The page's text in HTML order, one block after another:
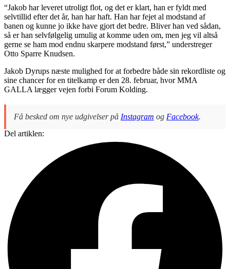
“Jakob har leveret utroligt flot, og det er klart, han er fyldt med
selvtillid efter det år, han har haft. Han har fejet al modstand af
banen og kunne jo ikke have gjort det bedre. Bliver han ved sådan,
så er han selvfølgelig umulig at komme uden om, men jeg vil altså
gerne se ham mod endnu skarpere modstand først,” understreger
Otto Sparre Knudsen.
Jakob Dyrups næste mulighed for at forbedre både sin rekordliste og
sine chancer for en titelkamp er den 28. februar, hvor MMA
GALLA lægger vejen forbi Forum Kolding.
Få besked om nye udgivelser på Instagram og Facebook.
Del artiklen: